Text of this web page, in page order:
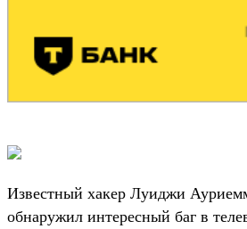
Известный хакер Луиджи
обнаружил интересный баг в